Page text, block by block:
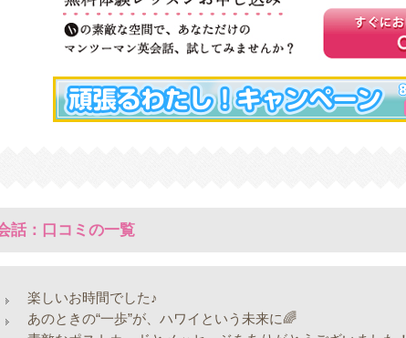
話：口コミの一覧
楽しいお時間でした♪
あのときの“一歩”が、ハワイという未来に🌈